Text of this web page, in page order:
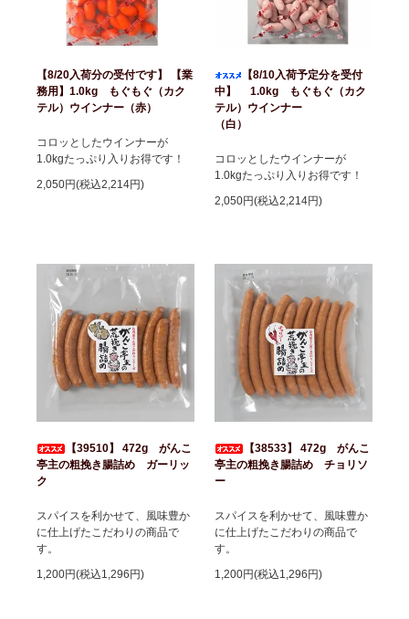
【8/20入荷分の受付です】 【業
務用】1.0kg もぐもぐ（カク
テル）ウインナー（赤）
コロッとしたウインナーが
1.0kgたっぷり入りお得です！
2,050円(税込2,214円)
【8/10入荷予定分を受付
中】 1.0kg もぐもぐ（カク
テル）ウインナー
（白）
コロッとしたウインナーが
1.0kgたっぷり入りお得です！
2,050円(税込2,214円)
【39510】 472g がんこ
亭主の粗挽き腸詰め ガーリッ
ク
スパイスを利かせて、風味豊か
に仕上げたこだわりの商品で
す。
1,200円(税込1,296円)
【38533】 472g がんこ
亭主の粗挽き腸詰め チョリソ
ー
スパイスを利かせて、風味豊か
に仕上げたこだわりの商品で
す。
1,200円(税込1,296円)